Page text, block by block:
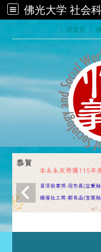
佛光大学 社会
| 回首页 |